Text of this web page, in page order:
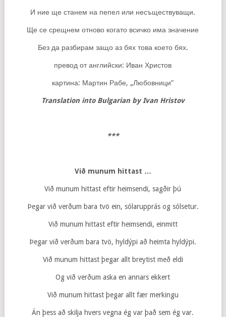
И ние ще станем на пепел или несъществуващи.
Ще се срещнем отново когато всичко има значение
Без да разбирам защо аз бях това което бях.
превод от английски: Иван Христов
картина: Мартин Рабе, „Любовници”
Translation into Bulgarian by Ivan Hristov
***
Við munum hittast …
Við munum hittast eftir heimsendi, sagðir þú
Þegar við verðum bara tvö ein, sólarupprás og sólsetur.
Við munum hittast eftir heimsendi, einmitt
Þegar við verðum bara tvö, hyldýpi að heimta hyldýpi.
Við munum hittast þegar allt breytist með eldi
Og við verðum aska en annars ekkert
Við munum hittast þegar allt fær merkingu
Án þess að skilja hvers vegna ég var það sem ég var.